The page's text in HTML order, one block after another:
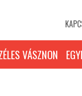
VÁSZNON